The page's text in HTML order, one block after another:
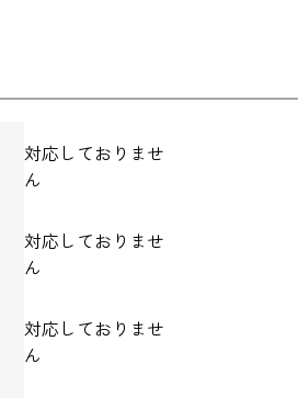
対応しておりませ
ん
対応しておりませ
ん
対応しておりませ
ん